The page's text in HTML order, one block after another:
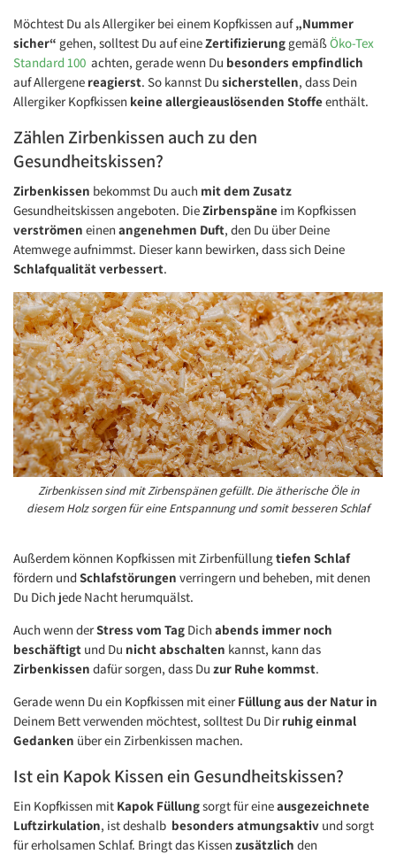
Möchtest Du als Allergiker bei einem Kopfkissen auf„Nummer
sicher“ gehen, solltest Du auf eineZertifizierung gemäßÖko-Tex
Standard 100 achten, gerade wenn Du besonders empfindlich
auf Allergene reagierst. So kannst Du sicherstellen, dass Dein
Allergiker Kopfkissen keine allergieauslösenden Stoffeenthält.
Zählen Zirbenkissen auch zu den
Gesundheitskissen?
Zirbenkissen bekommst Du auch mit dem Zusatz
Gesundheitskissen angeboten. DieZirbenspäne im Kopfkissen
verströmen einen angenehmen Duft, den Du über Deine
Atemwege aufnimmst. Dieser kann bewirken, dass sich Deine
Schlafqualität verbessert.
Zirbenkissen sind mit Zirbenspänen gefüllt. Die ätherische Öle in
diesem Holz sorgen für eine Entspannung und somit besseren Schlaf
Außerdem können Kopfkissen mit Zirbenfüllungtiefen Schlaf
fördern undSchlafstörungen verringern und beheben, mit denen
Du Dich jede Nacht herumquälst.
Auch wenn derStress vom Tag Dich abends immer noch
beschäftigt und Du nicht abschalten kannst, kann das
Zirbenkissen dafür sorgen, dass Du zur Ruhe kommst.
Gerade wenn Du ein Kopfkissen mit einer Füllung aus der Natur in
Deinem Bett verwenden möchtest, solltest Du Dir ruhig einmal
Gedanken über ein Zirbenkissen machen.
Ist ein Kapok Kissen ein Gesundheitskissen?
Ein Kopfkissen mit Kapok Füllungsorgt für eineausgezeichnete
Luftzirkulation, ist deshalb besonders atmungsaktiv und sorgt
für erholsamen Schlaf. Bringt das Kissen zusätzlich den